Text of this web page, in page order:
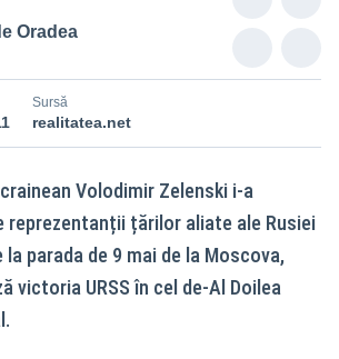
Oradea
Sursă
realitatea.net
Volodimir Zelenski i-a
reprezentanții țărilor aliate ale Rusiei
parada de 9 mai de la Moscova,
victoria URSS în cel de-Al Doilea